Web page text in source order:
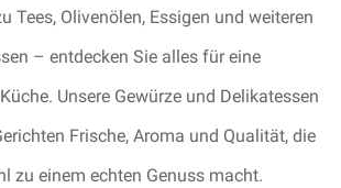
Tees, Olivenölen, Essigen und weiteren
– entdecken Sie alles für eine
Unsere Gewürze und Delikatessen
Frische, Aroma und Qualität, die
zu einem echten Genuss macht.